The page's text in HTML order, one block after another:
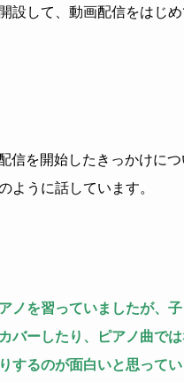
設して、動画配信をはじめ
信を開始したきっかけにつ
ように話しています。
ノを習っていましたが、子
バーしたり、ピアノ曲で
するのが面白いと思ってい